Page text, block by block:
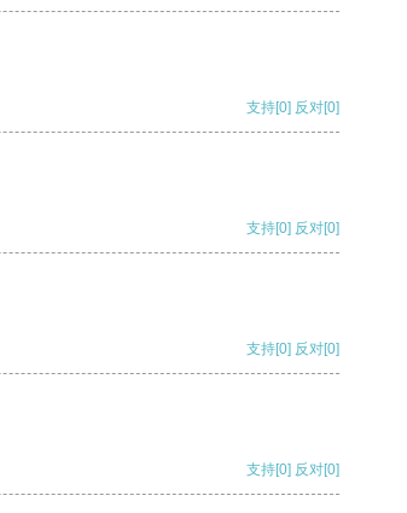
支持[0] 反对[0]
支持[0] 反对[0]
支持[0] 反对[0]
支持[0] 反对[0]